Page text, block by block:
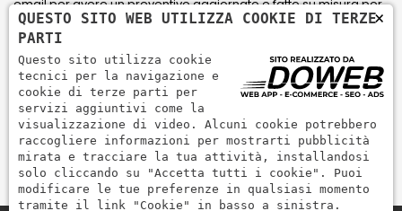
email per avere un preventivo aggiornato e fatto su misura per
il cliente.
5) Paga con Carta di credito Visa, Visa Electron, Maestro,
Mastercard tramite il circuito PayPal. PayPal serve per pagare,
inviare denaro e accettare pagamenti in modo rapido,
semplice e sicuro.
×
QUESTO SITO WEB UTILIZZA COOKIE DI TERZE
PARTI
Questo sito utilizza cookie
tecnici per la navigazione e
cookie di terze parti per
servizi aggiuntivi come la
visualizzazione di video. Alcuni cookie potrebbero
raccogliere informazioni per mostrarti pubblicità
mirata e tracciare la tua attività, installandosi
solo cliccando su "Accetta tutti i cookie". Puoi
modificare le tue preferenze in qualsiasi momento
tramite il link "Cookie" in basso a sinistra.